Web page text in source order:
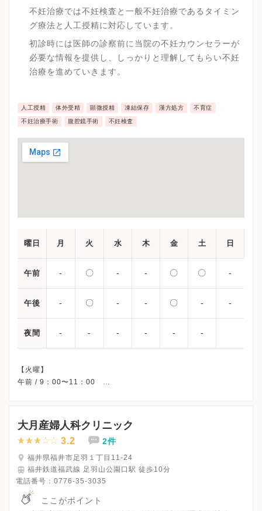
不妊治療では不妊検査と一般不妊治療であるタイミン
グ療法と人工授精に対応しています。
初診時には医師の診察前に当院の不妊カウンセラーが
必要な情報を提供し、しっかりと理解してもらい不妊
治療を進めていきます。
人工授精 体外受精 顕微授精 凍結保存 漢方処方 不育症
不妊治療手術 腹腔鏡手術 不妊検査
曜日 月 火 水 木 金 土 日
午前 - 〇 - - 〇 〇 -
午後 - 〇 - - 〇 - -
夜間 - - - - - -
【火曜】
午前 / 9：00〜11：00
午前 / 9：00〜12：00
午後 /13：30〜18：00
※月曜・水曜・木曜・土曜午後・日曜・祝日、休診
※婦人科の診療日程になります。
※金曜と土曜に関しては診療日が不定期のためHPをご確認くださ
い。
※詳細はクリニックHPを確認、または直接お問い合わせくださ
大月産婦人科クリニック
3.2 2件
福井県福井市足羽１丁目11-24
福井鉄道福武線 足羽山公園口駅 徒歩10分
電話番号： 0776-35-3035
ここがポイント